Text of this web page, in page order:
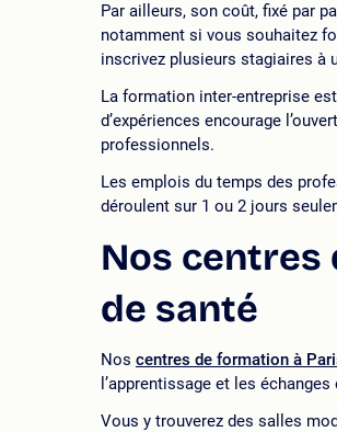
Par ailleurs, son coût, fixé par
notamment si vous souhaitez
inscrivez plusieurs stagiaires à
La formation inter-entreprise
d’expériences encourage
professionnels.
Les emplois du temps des
déroulent sur 1 ou 2 jours
Nos
de santé
Nos centres de formation à
l’apprentissage et les
Vous y trouverez des salles